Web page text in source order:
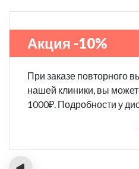
Акция -10%
При заказе повторного
нашей клиники, вы
1000₽. Подробности у